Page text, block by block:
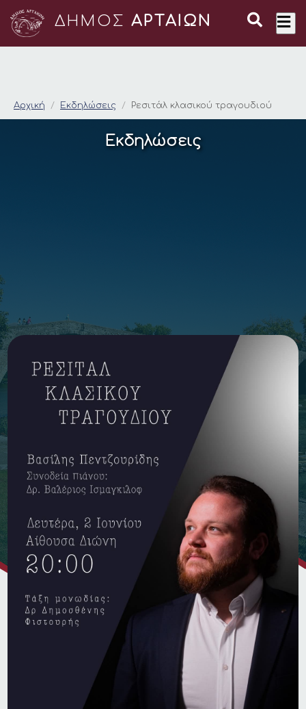
ΔΗΜΟΣ ΑΡΤΑΙΩΝ
Ρεσιτάλ κλασικού
Αρχική Εκδηλώσεις Ρεσιτάλ κλασικού τραγουδιού
Εκδηλώσεις